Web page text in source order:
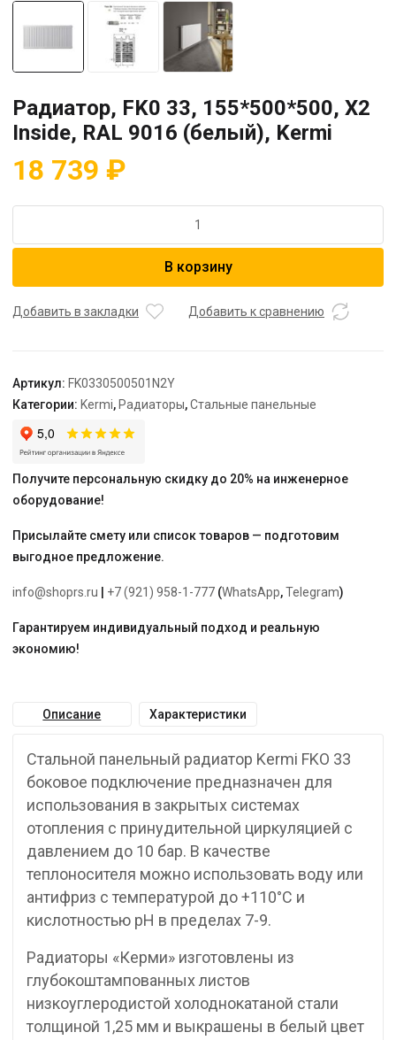
Радиатор, FK0 33, 155*500*500, X2
Inside, RAL 9016 (белый), Kermi
18 739 ₽
Радиатор,
155*500*500,
9016
(белый),
Kermi
В корзину
Добавить в закладки Добавить к сравнению
Артикул: FK0330500501N2Y
Категории: Kermi, Радиаторы,Стальные панельные
Получите персональную скидку до 20% на инженерное
оборудование!
Присылайте смету или список товаров — подготовим
выгодное предложение.
info@shoprs.ru +7 (921) 958-1-777 (WhatsApp,Telegram)
Гарантируем индивидуальный подход и реальную
экономию!
Описание Характеристики
Стальной панельный радиатор Kermi FKO 33
боковое подключение предназначен для
использования в закрытых системах
отопления с принудительной циркуляцией с
давлением до 10 бар. В качестве
теплоносителя можно использовать воду или
антифриз с температурой до +110°C и
кислотностью pH в пределах 7-9.
Радиаторы «Керми» изготовлены из
глубокоштампованных листов
низкоуглеродистой холоднокатаной стали
толщиной 1,25 мм и выкрашены в белый цвет